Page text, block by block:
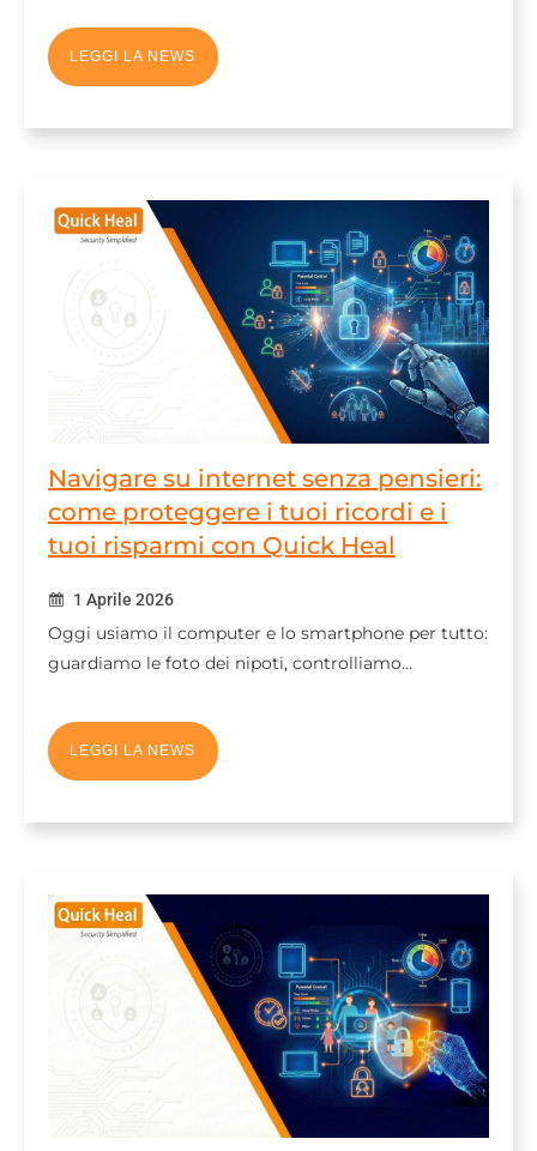
LEGGI LA NEWS
Navigare su internet senza pensieri:
come proteggere i tuoi ricordi e i
tuoi risparmi con Quick Heal
1 Aprile 2026
Oggi usiamo il computer e lo smartphone per tutto:
guardiamo le foto dei nipoti, controlliamo…
LEGGI LA NEWS